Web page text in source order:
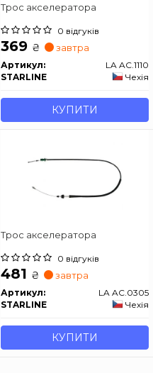
Трос акселератора
0 відгуків
369 ₴ завтра
Артикул:
LA AC.1110
STARLINE
Чехія
КУПИТИ
Трос акселератора
0 відгуків
481 ₴ завтра
Артикул:
LA AC.0305
STARLINE
Чехія
КУПИТИ